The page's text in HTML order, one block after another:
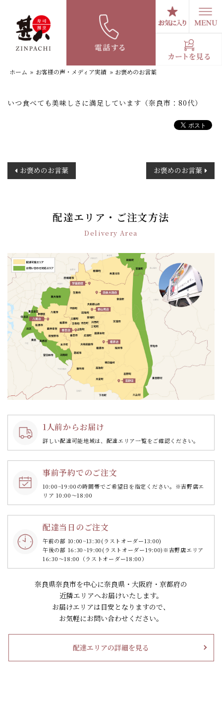
お褒めのお言葉
ホーム » お客様の声・メディア実績 » お褒めのお言葉
いつ食べても美味しさに満足しています（奈良市：80代）
稿
ン
お褒めのお言葉 お褒めのお言葉
配達エリア・ご注文方法
Delivery Area
1人前からお届け
詳しい配達可能地域は、配達エリア一覧をご確認ください。
事前予約でのご注文
10:00~19:00の時間帯でご希望日を指定ください。 ※吉野店エ
リア 10:00～18:00
配達当日のご注文
午前の部 10:00~13:30(ラストオーダー13:00)
午後の部 16:30~19:00(ラストオーダー19:00)※吉野店エリア
16:30～18:00（ラストオーダー18:00）
奈良県奈良市を中心に奈良県・大阪府・京都府の
近隣エリアへお届けいたします。
お届けエリアは目安となりますので、
お気軽にお問い合わせください。
配達エリアの詳細を見る